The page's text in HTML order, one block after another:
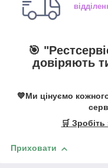
🎯 "
довіряють
💙Ми цінуємо
🛒
Приховати